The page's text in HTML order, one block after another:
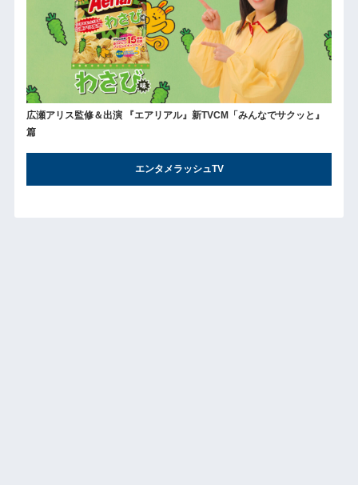
広瀬アリス監修＆出演 『エアリアル』新TVCM「みんなでサクッと』
篇
エンタメラッシュTV